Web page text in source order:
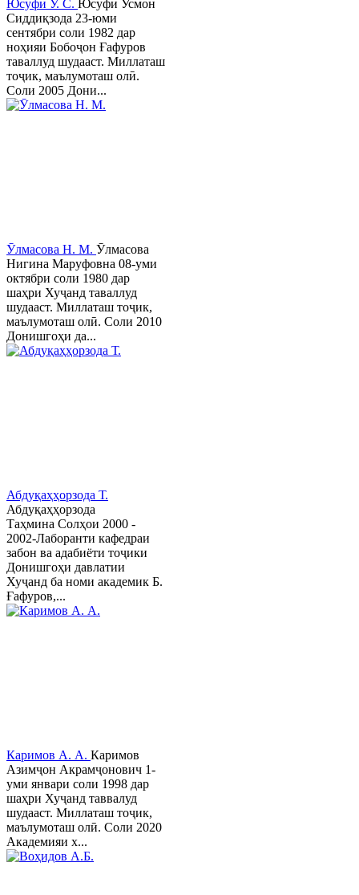
Юсуфӣ У. C. Юсуфӣ Усмон
Сиддиқзода 23-юми
сентябри соли 1982 дар
ноҳияи Бобоҷон Ғафуров
таваллуд шудааст. Миллаташ
тоҷик, маълумоташ олӣ.
Соли 2005 Дони...
Ӯлмасова Н. М. Ӯлмасова
Нигина Маруфовна 08-уми
октябри соли 1980 дар
шаҳри Хуҷанд таваллуд
шудааст. Миллаташ тоҷик,
маълумоташ олӣ. Соли 2010
Донишгоҳи да...
Абдуқаҳҳорзода Т.
Абдуқаҳҳорзода
Таҳмина Солҳои 2000 -
2002-Лаборанти кафедраи
забон ва адабиёти тоҷики
Донишгоҳи давлатии
Хуҷанд ба номи академик Б.
Ғафуров,...
Каримов А. А. Каримов
Азимҷон Акрамҷонович 1-
уми январи соли 1998 дар
шаҳри Хуҷанд таввалуд
шудааст. Миллаташ тоҷик,
маълумоташ олӣ. Соли 2020
Академияи х...